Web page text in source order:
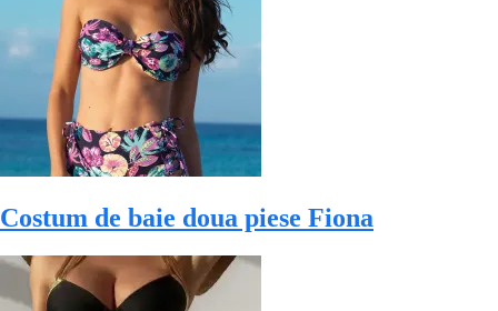
Costum de baie doua piese Fiona